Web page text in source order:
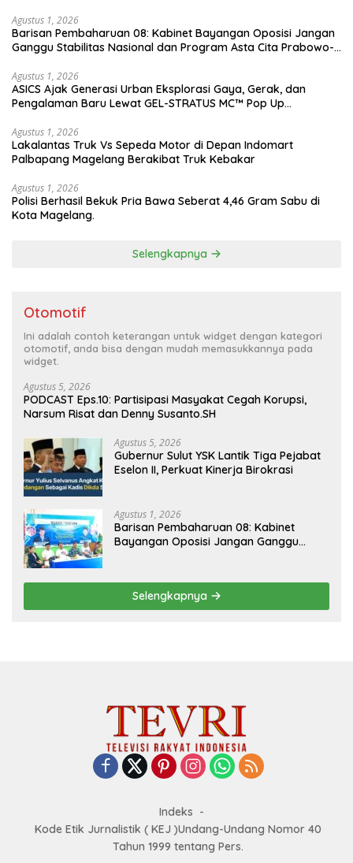
Agustus 1, 2026
Barisan Pembaharuan 08: Kabinet Bayangan Oposisi Jangan
Ganggu Stabilitas Nasional dan Program Asta Cita Prabowo-
Agustus 1, 2026
ASICS Ajak Generasi Urban Eksplorasi Gaya, Gerak, dan
Pengalaman Baru Lewat GEL-STRATUS MC™ Pop Up
Agustus 1, 2026
Lakalantas Truk Vs Sepeda Motor di Depan Indomart
Palbapang Magelang Berakibat Truk Kebakar
Agustus 1, 2026
Polisi Berhasil Bekuk Pria Bawa Seberat 4,46 Gram Sabu di
Kota Magelang.
Selengkapnya
Otomotif
Ini adalah contoh keterangan untuk widget dengan kategori
otomotif, anda bisa dengan mudah memasukkannya pada
widget.
Agustus 5, 2026
PODCAST Eps.10: Partisipasi Masyakat Cegah Korupsi,
Narsum Risat dan Denny Susanto.SH
Agustus 5, 2026
Gubernur Sulut YSK Lantik Tiga Pejabat
Eselon II, Perkuat Kinerja Birokrasi
Agustus 1, 2026
Barisan Pembaharuan 08: Kabinet
Bayangan Oposisi Jangan Ganggu
Selengkapnya
Indeks
Kode Etik Jurnalistik ( KEJ )Undang-Undang Nomor 40
Tahun 1999 tentang Pers.